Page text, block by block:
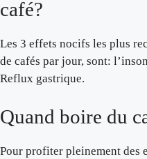
café?
Les 3 effets nocifs les plus
de cafés par jour, sont:
Reflux gastrique.
Quand boire du
Pour profiter pleinement des